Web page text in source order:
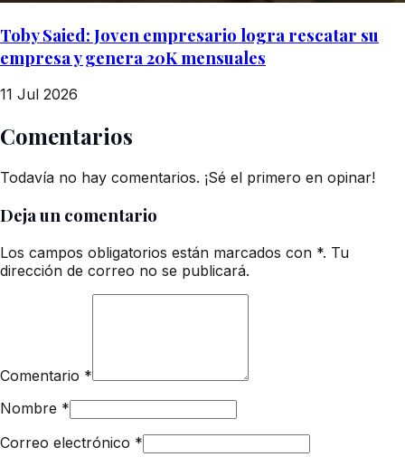
Toby Saied: Joven empresario logra rescatar su
empresa y genera 20K mensuales
11 Jul 2026
Comentarios
Todavía no hay comentarios. ¡Sé el primero en opinar!
Deja un comentario
Los campos obligatorios están marcados con *. Tu
dirección de correo no se publicará.
Comentario *
Nombre *
Correo electrónico *